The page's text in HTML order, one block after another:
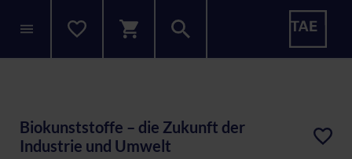
Biokunststoffe – die Zukunft der
Industrie und Umwelt